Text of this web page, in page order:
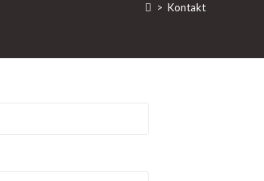
> Kontakt